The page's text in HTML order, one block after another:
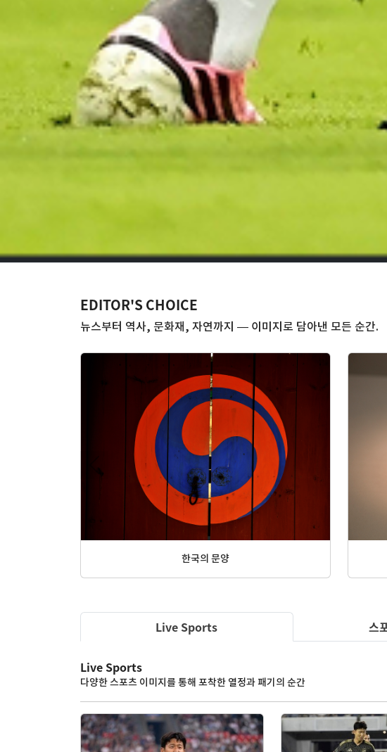
EDITOR'S CHOICE
뉴스부터 역사, 문화재, 자연까지 — 이미지로 담아낸 모든 순간.
베네수엘라 대지진
Previous
Live Sports 스
Live Sports
다양한 스포츠 이미지를 통해 포착한 열정과 패기의 순간